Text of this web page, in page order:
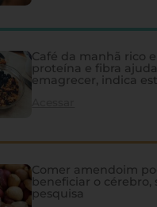
Café da manhã rico
proteína e fibra
emagrecer, indica
Comer amendoim
beneficiar o cérebro,
pesquisa